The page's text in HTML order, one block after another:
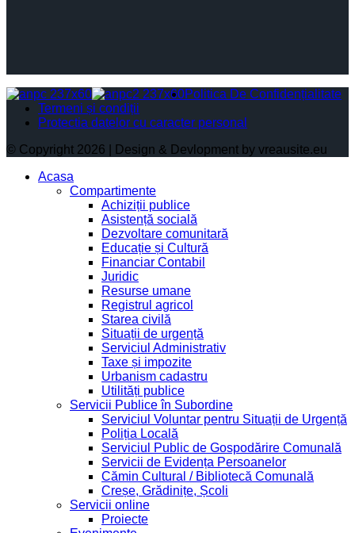
Politica De Confidențialitate
Termeni și condiții
Protectia datelor cu caracter personal
© Copyright 2026 | Design & Devlopment by vreausite.eu
Acasa
Compartimente
Achiziții publice
Asistență socială
Dezvoltare comunitară
Educație și Cultură
Financiar Contabil
Juridic
Resurse umane
Registrul agricol
Starea civilă
Situații de urgență
Serviciul Administrativ
Taxe și impozite
Urbanism cadastru
Utilități publice
Servicii Publice în Subordine
Serviciul Voluntar pentru Situații de Urgență
Poliția Locală
Serviciul Public de Gospodărire Comunală
Servicii de Evidența Persoanelor
Cămin Cultural / Bibliotecă Comunală
Creșe, Grădinițe, Școli
Servicii online
Proiecte